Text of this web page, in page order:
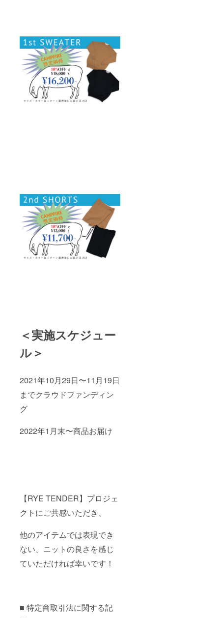
＜実施スケジュー
ル＞
2021年10月29日〜11月19日
までクラウドファンディン
グ
2022年1月末〜商品お届け
【RYE TENDER】プロジェ
クトにご共感いただき、
他のアイテムでは表現でき
ない、ニットの良さを感じ
ていただければ幸いです！
■ 特定商取引法に関する記